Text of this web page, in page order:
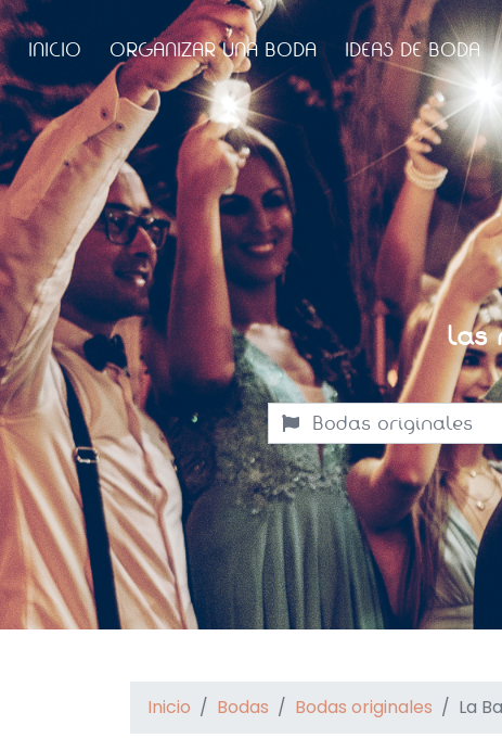
INICIO ORGANIZAR UNA BODA IDEAS DE BODA
Las
Bodas originales
Inicio Bodas Bodas originales La